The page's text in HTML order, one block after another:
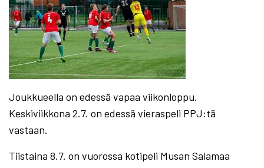
Joukkueella on edessä vapaa viikonloppu.
Keskiviikkona 2.7. on edessä vieraspeli PPJ:tä
vastaan.
Tiistaina 8.7. on vuorossa kotipeli Musan Salamaa